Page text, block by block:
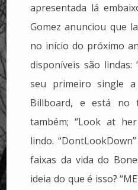
apresentada lá
Gomez anunciou que
no início do próximo
disponíveis são
seu primeiro single
Billboard, e está no
também; “Look at
lindo.
faixas da vida do
ideia do que é isso?